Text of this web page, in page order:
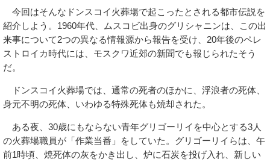
今回はそんなドンスコイ火葬場で起こったとされる都市伝説を
紹介しよう。1960年代、ムスコビ出身のグリシャニンは、この出
来事について2つの異なる情報源から報告を受け、20年後のペレ
ストロイカ時代には、モスクワ近郊の新聞でも報じられたそう
だ。
ドンスコイ火葬場では、通常の死者のほかに、浮浪者の死体、
身元不明の死体、いわゆる特殊死体も焼却された。
ある夜、30歳にもならない青年グリゴーリイを中心とする3人
の火葬場職員が「作業当番」をしていた。グリゴーリイらは、午
前1時頃、焼死体の灰をかき出し、炉に石炭を投げ入れ、新しい